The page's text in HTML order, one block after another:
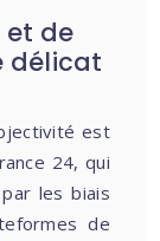
de
délicat
est
24, qui
les biais
de